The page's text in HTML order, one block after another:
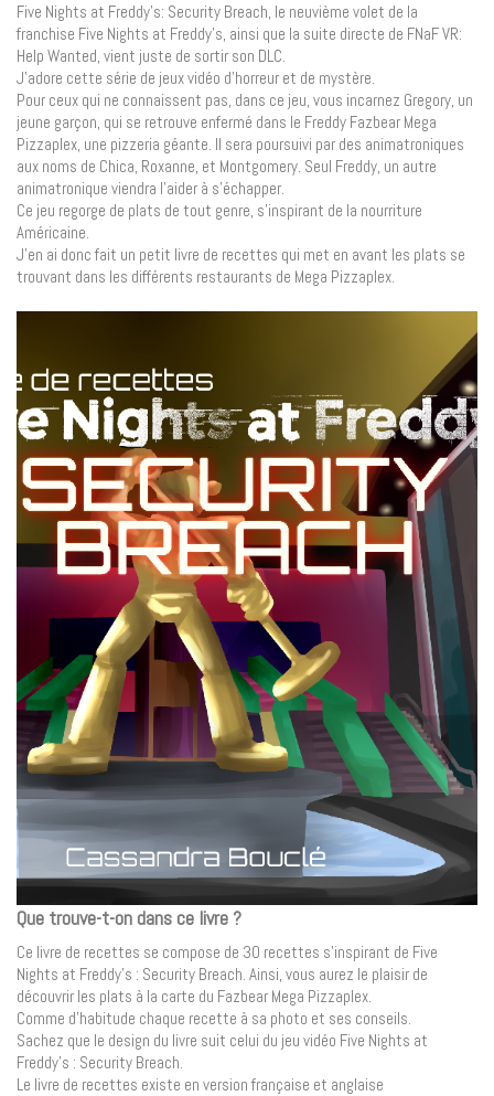
Five Nights at Freddy’s: Security Breach, le neuvième volet de la
franchise Five Nights at Freddy’s, ainsi que la suite directe de FNaF VR:
Help Wanted, vient juste de sortir son DLC.
J’adore cette série de jeux vidéo d’horreur et de mystère.
Pour ceux qui ne connaissent pas, dans ce jeu, vous incarnez Gregory, un
jeune garçon, qui se retrouve enfermé dans le Freddy Fazbear Mega
Pizzaplex, une pizzeria géante. Il sera poursuivi par des animatroniques
aux noms de Chica, Roxanne, et Montgomery. Seul Freddy, un autre
animatronique viendra l’aider à s’échapper.
Ce jeu regorge de plats de tout genre, s’inspirant de la nourriture
Américaine.
J’en ai donc fait un petit livre de recettes qui met en avant les plats se
trouvant dans les différents restaurants de Mega Pizzaplex.
Que trouve-t-on dans ce livre ?
Ce livre de recettes se compose de 30 recettes s’inspirant de Five
Nights at Freddy’s : Security Breach. Ainsi, vous aurez le plaisir de
découvrir les plats à la carte du Fazbear Mega Pizzaplex.
Comme d’habitude chaque recette à sa photo et ses conseils.
Sachez que le design du livre suit celui du jeu vidéo Five Nights at
Freddy’s : Security Breach.
Le livre de recettes existe en version française et anglaise